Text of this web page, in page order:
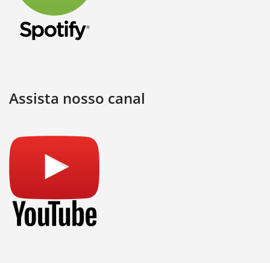
Assista nosso canal